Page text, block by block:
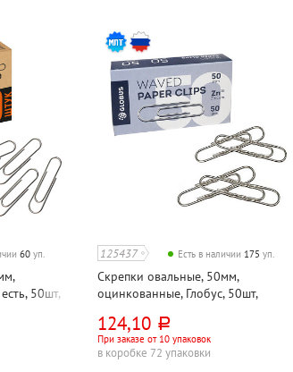
60 уп.
50шт,
125437 Есть в наличии 175 уп.
Скрепки овальные, 50мм,
оцинкованные, Глобус, 50шт,
124,10 руб.
При заказе от 10 упаковок
в коробке 72 упаковки